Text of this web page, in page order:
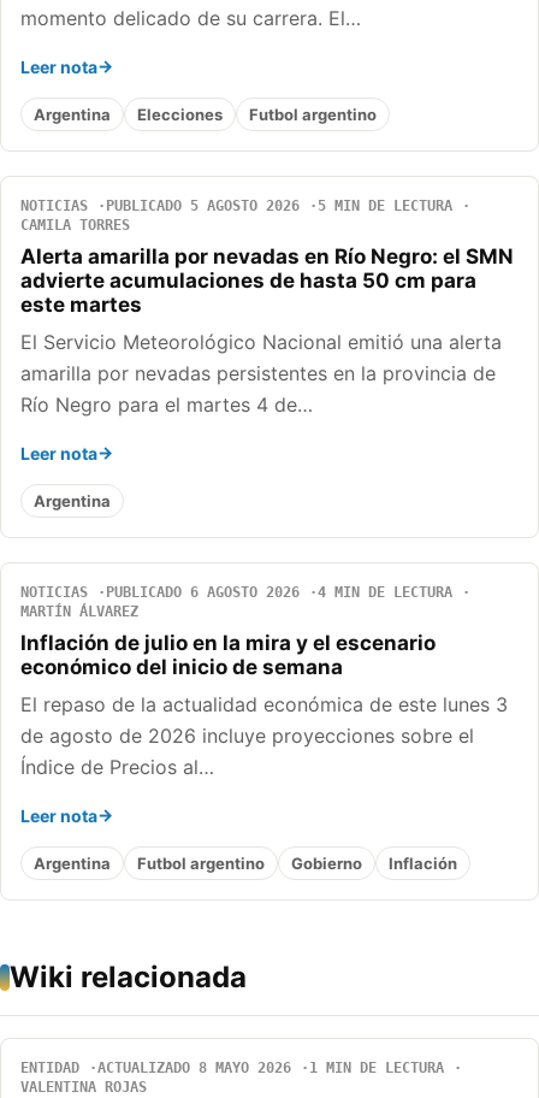
momento delicado de su carrera. El…
Leer nota
Argentina Elecciones Futbol argentino
NOTICIAS PUBLICADO 5 AGOSTO 2026
5 MIN DE LECTURA
CAMILA TORRES
Alerta amarilla por nevadas en Río Negro: el SMN
advierte acumulaciones de hasta 50 cm para
este martes
El Servicio Meteorológico Nacional emitió una alerta
amarilla por nevadas persistentes en la provincia de
Río Negro para el martes 4 de…
Leer nota
Argentina
NOTICIAS PUBLICADO 6 AGOSTO 2026
4 MIN DE LECTURA
MARTÍN ÁLVAREZ
Inflación de julio en la mira y el escenario
económico del inicio de semana
El repaso de la actualidad económica de este lunes 3
de agosto de 2026 incluye proyecciones sobre el
Índice de Precios al…
Leer nota
Argentina Futbol argentino Gobierno Inflación
Wiki relacionada
ENTIDAD ACTUALIZADO 8 MAYO 2026
1 MIN DE LECTURA
VALENTINA ROJAS